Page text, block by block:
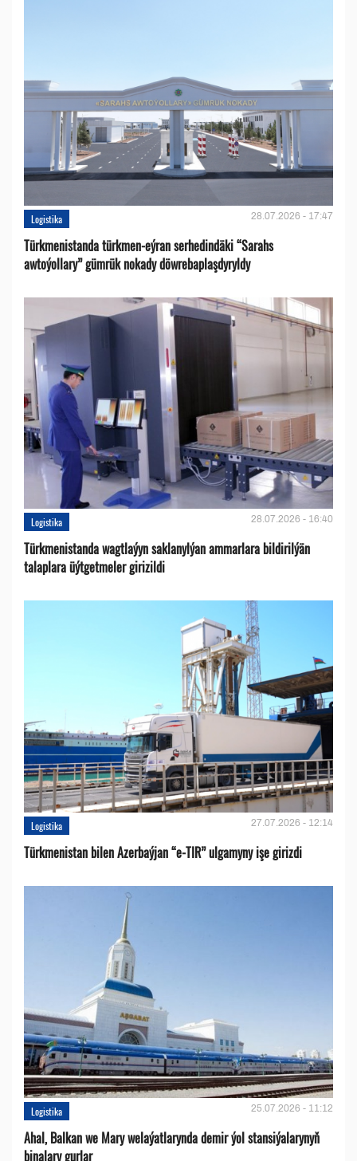
Logistika 28.07.2026 - 17:47
Türkmenistanda türkmen-eýran serhedindäki “Sarahs
awtoýollary” gümrük nokady döwrebaplaşdyryldy
Logistika 28.07.2026 - 16:40
Türkmenistanda wagtlaýyn saklanylýan ammarlara bildirilýän
talaplara üýtgetmeler girizildi
Logistika 27.07.2026 - 12:14
Türkmenistan bilen Azerbaýjan “e-TIR” ulgamyny işe girizdi
Logistika 25.07.2026 - 11:12
Ahal, Balkan we Mary welaýatlarynda demir ýol stansiýalarynyň
binalary gurlar